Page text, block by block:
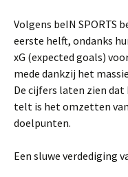
Volgens beIN SPORTS
eerste helft, ondanks
xG (expected goals)
mede dankzij het
De cijfers laten zien
telt is het omzetten
doelpunten.
Een sluwe verdediging